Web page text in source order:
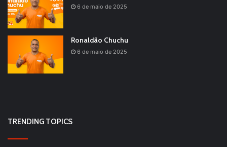
6 de maio de 2025
Ronaldão Chuchu
6 de maio de 2025
TRENDING TOPICS